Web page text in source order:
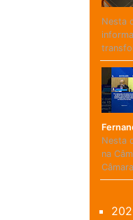
Nesta
Nesta
na